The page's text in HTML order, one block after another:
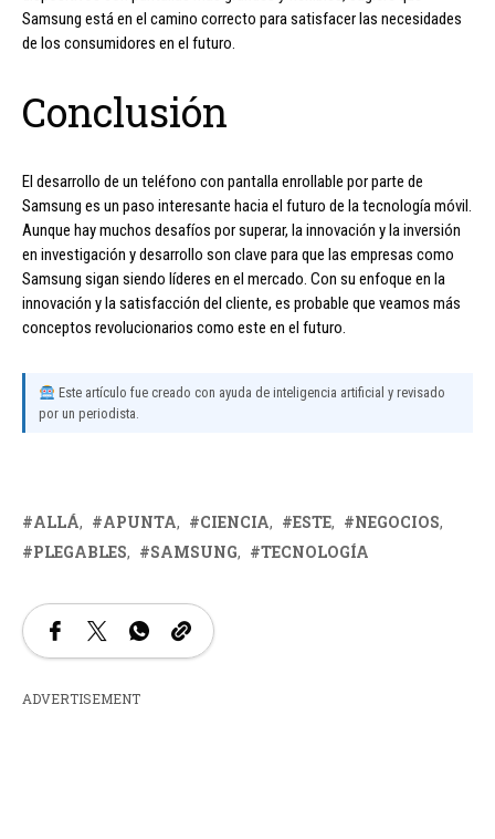
Samsung está en el camino correcto para satisfacer las necesidades
de los consumidores en el futuro.
Conclusión
El desarrollo de un teléfono con pantalla enrollable por parte de
Samsung es un paso interesante hacia el futuro de la tecnología móvil.
Aunque hay muchos desafíos por superar, la innovación y la inversión
en investigación y desarrollo son clave para que las empresas como
Samsung sigan siendo líderes en el mercado. Con su enfoque en la
innovación y la satisfacción del cliente, es probable que veamos más
conceptos revolucionarios como este en el futuro.
Este artículo fue creado con ayuda de inteligencia artificial y revisado
por un periodista.
ALLÁ APUNTA CIENCIA ESTE
NEGOCIOS
PLEGABLES
SAMSUNG TECNOLOGÍA
ADVERTISEMENT